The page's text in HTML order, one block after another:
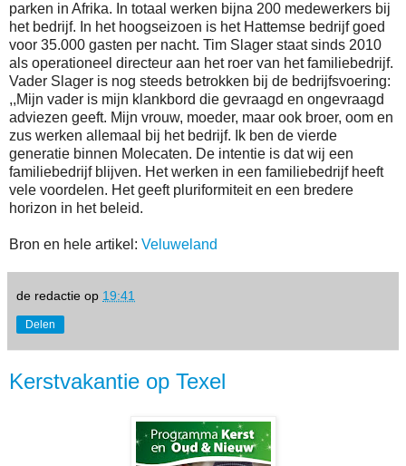
parken in Afrika. In totaal werken bijna 200 medewerkers bij
het bedrijf. In het hoogseizoen is het Hattemse bedrijf goed
voor 35.000 gasten per nacht. Tim Slager staat sinds 2010
als operationeel directeur aan het roer van het familiebedrijf.
Vader Slager is nog steeds betrokken bij de bedrijfsvoering:
,,Mijn vader is mijn klankbord die gevraagd en ongevraagd
adviezen geeft. Mijn vrouw, moeder, maar ook broer, oom en
zus werken allemaal bij het bedrijf. Ik ben de vierde
generatie binnen Molecaten. De intentie is dat wij een
familiebedrijf blijven. Het werken in een familiebedrijf heeft
vele voordelen. Het geeft pluriformiteit en een bredere
horizon in het beleid.
Bron en hele artikel: Veluweland
de redactie op 19:41
Delen
Kerstvakantie op Texel